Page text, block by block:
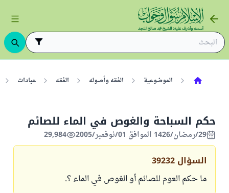
الموضوعية الفقه وأصوله الفقه عبادات
حكم السباحة والغوص في الماء للصائم
29/رمضان/1426 الموافق 01/نوفمبر/2005 29,984
السؤال 39232
ما حكم العوم للصائم أو الغوص في الماء ؟.